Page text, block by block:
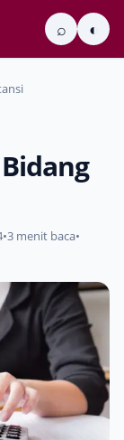
⌕ ◐
•3 menit baca•